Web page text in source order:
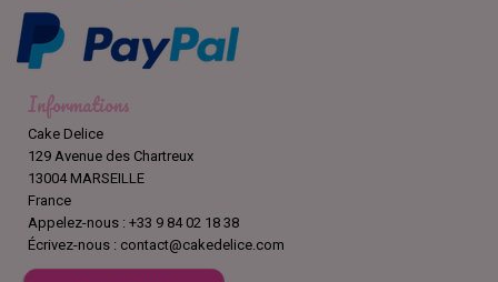
Informations
Cake Delice
129 Avenue des Chartreux
13004 MARSEILLE
France
Appelez-nous : +33 9 84 02 18 38
Écrivez-nous : contact@cakedelice.com